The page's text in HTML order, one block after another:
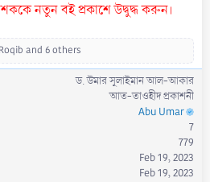
নতুন বই প্রকাশে উদ্বুদ্ধ করুন।
and 6 others
ড. উমার সুলাইমান আল-আকার
আত-তাওহীদ প্রকাশনী
Abu Umar
7
779
Feb 19, 2023
Feb 19, 2023